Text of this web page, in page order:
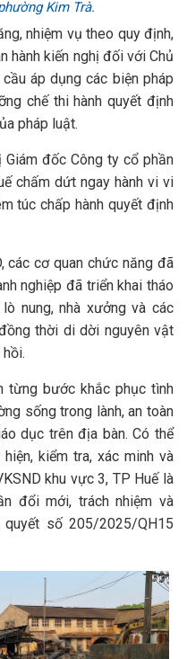
Kim Trà.
nhiệm vụ theo quy định,
hành kiến nghị đối với Chủ
áp dụng các biện pháp
chế thi hành quyết định
pháp luật.
đốc Công ty cổ phần
chấm dứt ngay hành vi vi
túc chấp hành quyết định
các cơ quan chức năng đã
nghiệp đã triển khai tháo
nung, nhà xưởng và các
thời di dời nguyên vật
từng bước khắc phục tình
sống trong lành, an toàn
dục trên địa bàn. Có thể
kiểm tra, xác minh và
khu vực 3, TP Huế là
đổi mới, trách nhiệm và
số 205/2025/QH15